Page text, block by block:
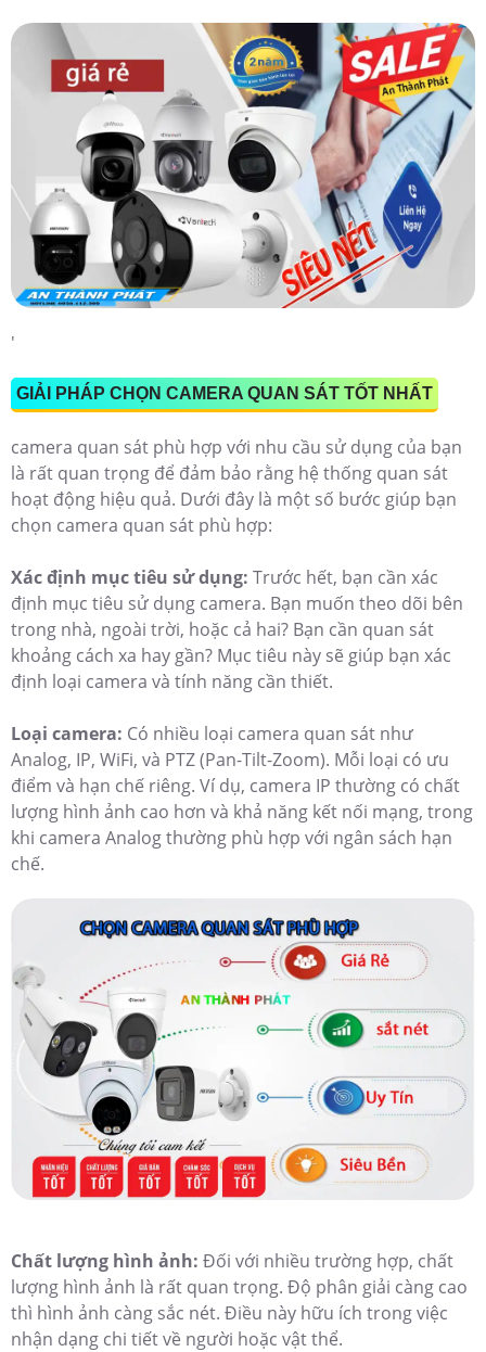
'
GIẢI PHÁP CHỌN CAMERA QUAN SÁT TỐT NHẤT
camera quan sát phù hợp với nhu cầu sử dụng của bạn
là rất quan trọng để đảm bảo rằng hệ thống quan sát
hoạt động hiệu quả. Dưới đây là một số bước giúp bạn
chọn camera quan sát phù hợp:
Xác định mục tiêu sử dụng: Trước hết, bạn cần xác
định mục tiêu sử dụng camera. Bạn muốn theo dõi bên
trong nhà, ngoài trời, hoặc cả hai? Bạn cần quan sát
khoảng cách xa hay gần? Mục tiêu này sẽ giúp bạn xác
định loại camera và tính năng cần thiết.
Loại camera: Có nhiều loại camera quan sát như
Analog, IP, WiFi, và PTZ (Pan-Tilt-Zoom). Mỗi loại có ưu
điểm và hạn chế riêng. Ví dụ, camera IP thường có chất
lượng hình ảnh cao hơn và khả năng kết nối mạng, trong
khi camera Analog thường phù hợp với ngân sách hạn
chế.
Chất lượng hình ảnh: Đối với nhiều trường hợp, chất
lượng hình ảnh là rất quan trọng. Độ phân giải càng cao
thì hình ảnh càng sắc nét. Điều này hữu ích trong việc
nhận dạng chi tiết về người hoặc vật thể.